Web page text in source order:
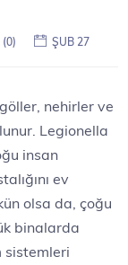
(0) ŞUB 27
nehirler ve
Legionella
insan
ev
olsa da, çoğu
binalarda
sistemleri